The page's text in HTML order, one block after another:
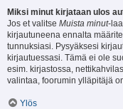
Miksi minut kirjataan ulos
Jos et valitse Muista minut-
kirjautuneena ennalta
tunnuksiasi. Pysyäksesi
kirjautuessasi. Tämä ei ole
esim. kirjastossa,
valintaa, foorumin ylläpitäjä
Ylös